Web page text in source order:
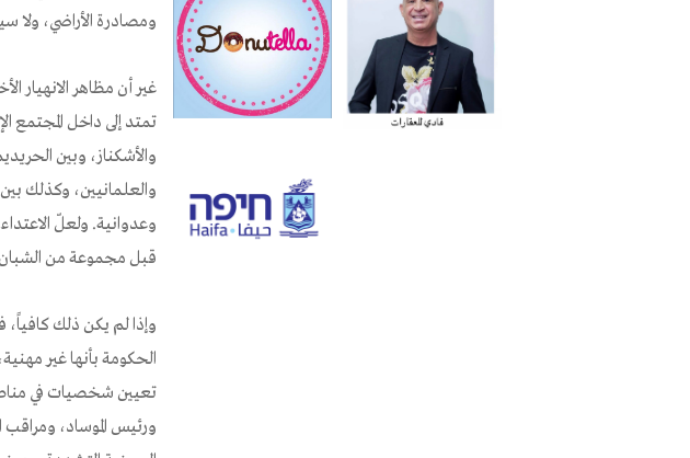
ومصادرة الأراضي، ولا
غير أن مظاهر الانهيار
تمتد إلى داخل المجتمع
والأشكناز، وبين
والعلمانيين، وكذلك
وعدوانية. ولعلّ
قبل مجموعة من الشبان
وإذا لم يكن ذلك
الحكومة بأنها غير
تعيين شخصيات في
ورئيس الموساد،